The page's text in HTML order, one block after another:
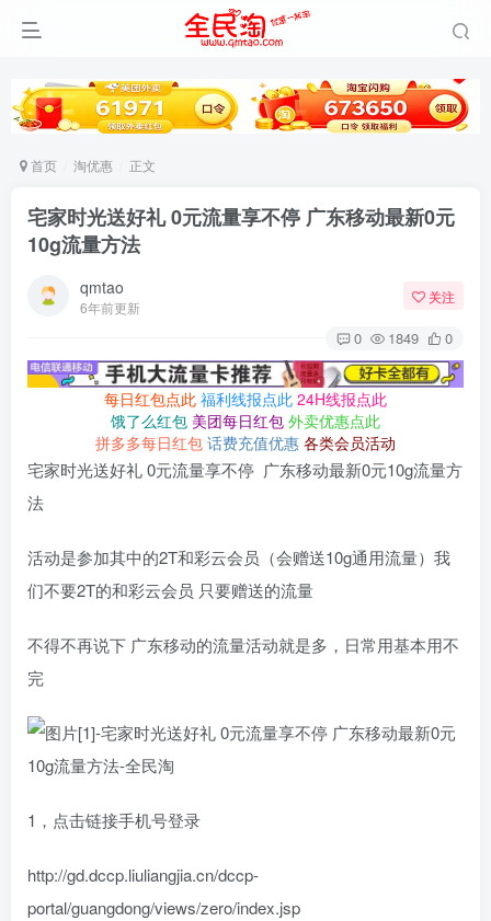
首页 淘优惠 正文
宅家时光送好礼 0元流量享不停 广东移动最新0元
10g流量方法
qmtao
6年前更新
关注
0 1849 0
每日红包点此 福利线报点此 24H线报点此
饿了么红包 美团每日红包 外卖优惠点此
拼多多每日红包 话费充值优惠 各类会员活动
宅家时光送好礼 0元流量享不停 广东移动最新0元10g流量方
法
活动是参加其中的2T和彩云会员（会赠送10g通用流量）我
们不要2T的和彩云会员 只要赠送的流量
不得不再说下 广东移动的流量活动就是多，日常用基本用不
完
1，点击链接手机号登录
http://gd.dccp.liuliangjia.cn/dccp-
portal/guangdong/views/zero/index.jsp